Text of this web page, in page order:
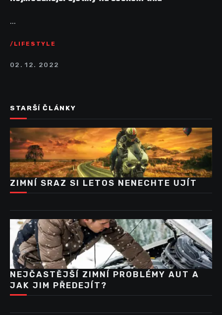
...
LIFESTYLE
02. 12. 2022
STARŠÍ ČLÁNKY
ZIMNÍ SRAZ SI LETOS NENECHTE UJÍT
NEJČASTĚJŠÍ ZIMNÍ PROBLÉMY AUT A
JAK JIM PŘEDEJÍT?